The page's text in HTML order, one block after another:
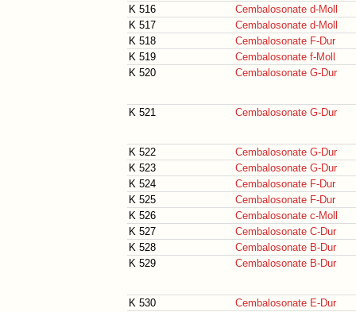
K 516
Cembalosonate d-Moll
K 517
Cembalosonate d-Moll
K 518
Cembalosonate F-Dur
K 519
Cembalosonate f-Moll
K 520
Cembalosonate G-Dur
K 521 Cembalosonate G-Dur
K 522
Cembalosonate G-Dur
K 523
Cembalosonate G-Dur
K 524
Cembalosonate F-Dur
K 525
Cembalosonate F-Dur
K 526
Cembalosonate c-Moll
K 527
Cembalosonate C-Dur
K 528
Cembalosonate B-Dur
K 529
Cembalosonate B-Dur
K 530
Cembalosonate E-Dur